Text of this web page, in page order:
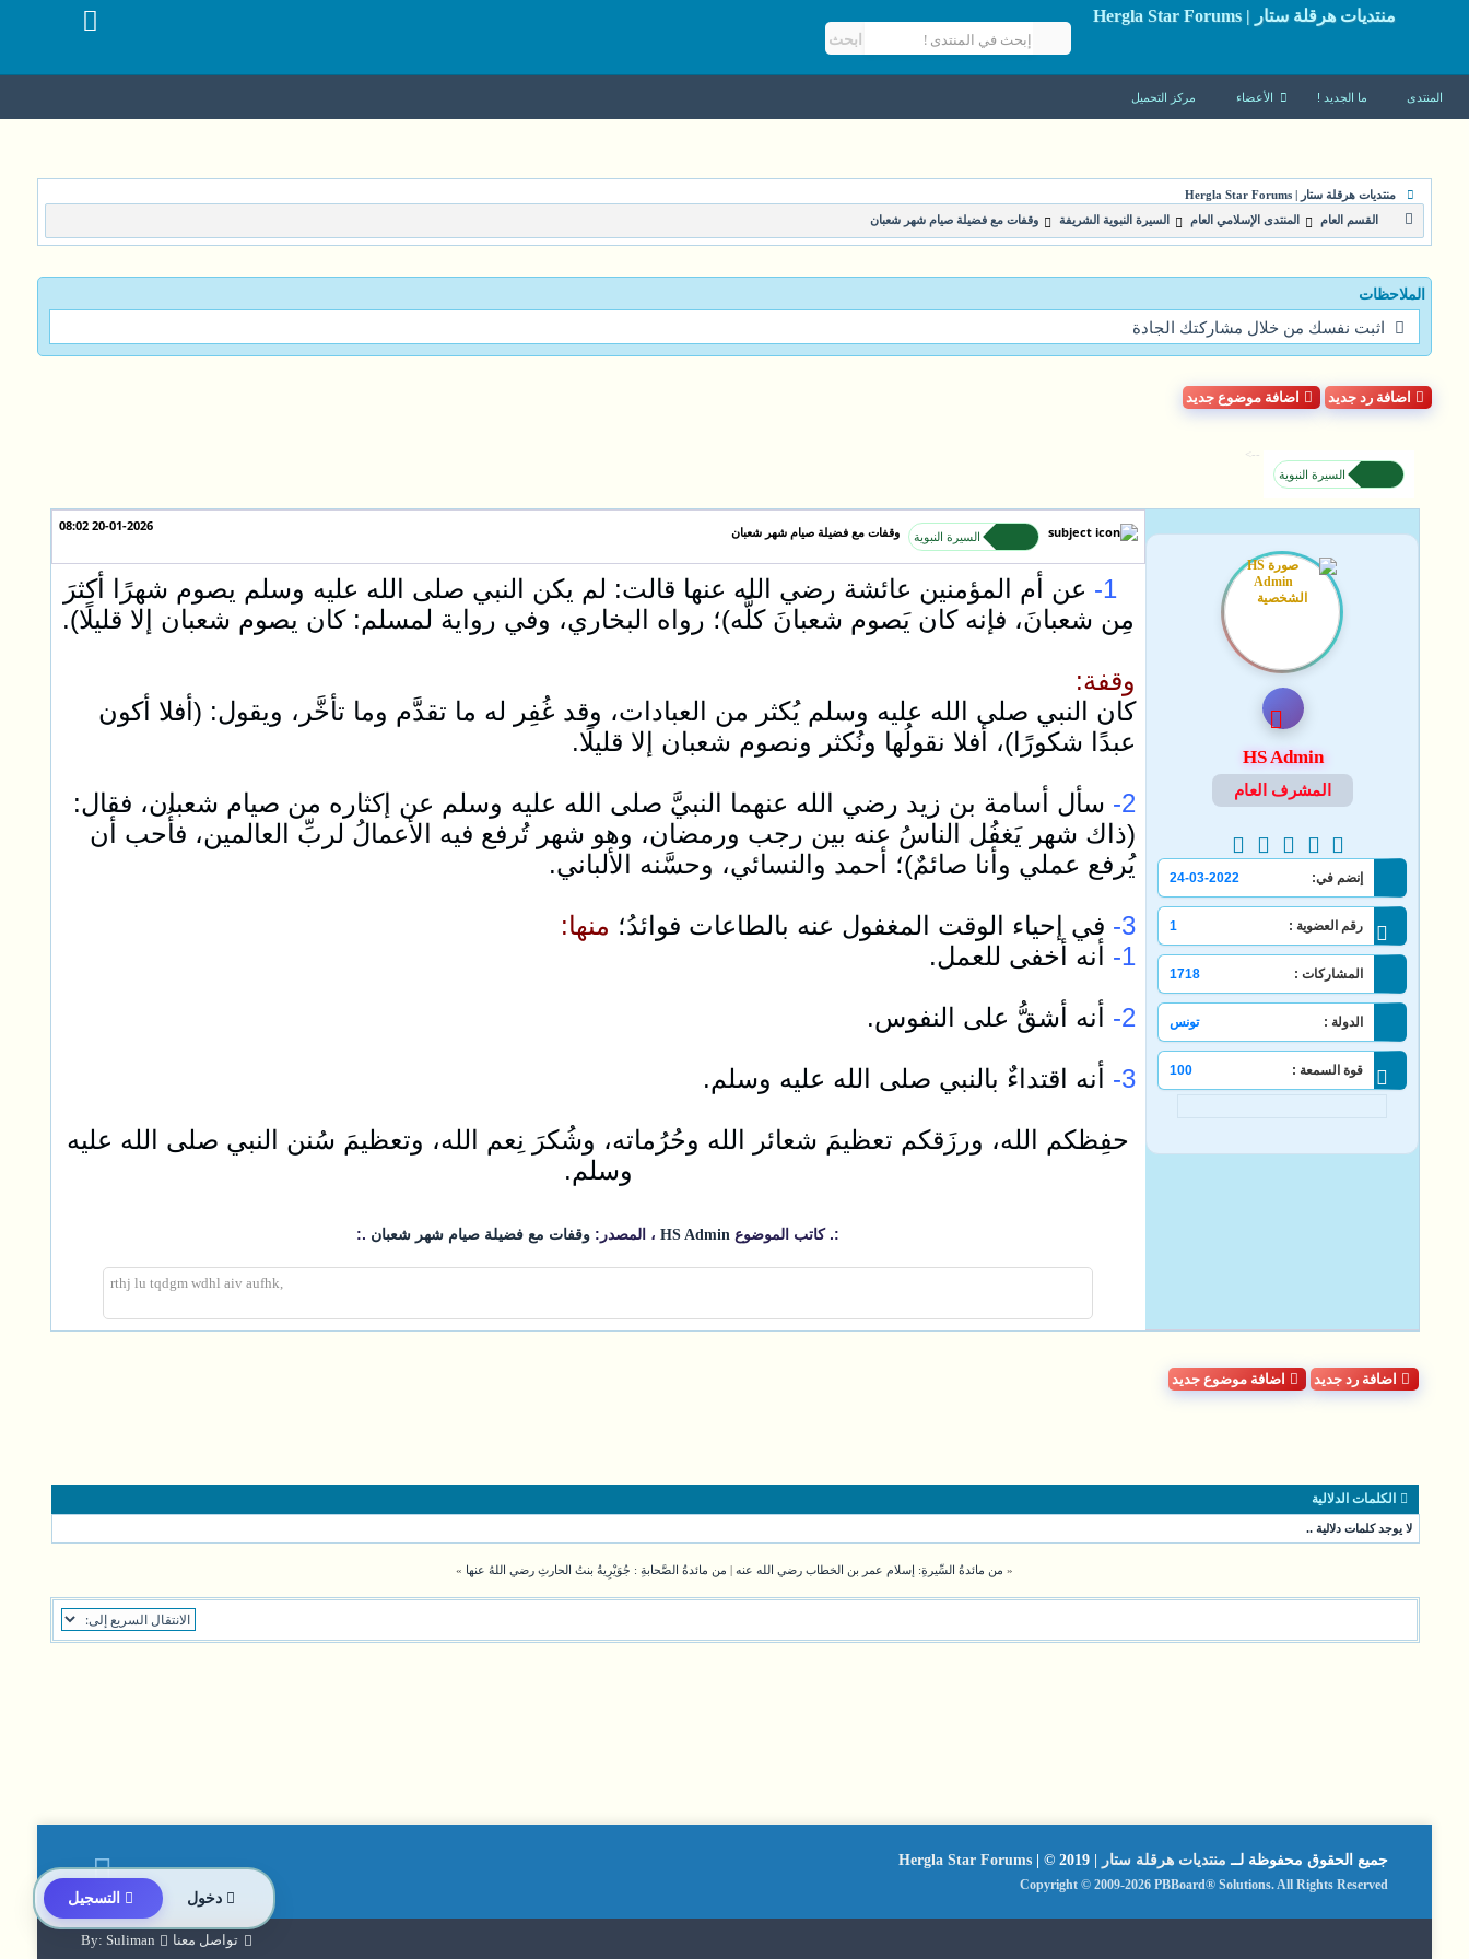
منتديات هرقلة ستار | Hergla Star Forums
المنتدى ما الجديد ! الأعضاء مركز التحميل
منتديات هرقلة ستار | Hergla Star Forums
القسم العام
المنتدى الإسلامي العام السيرة النبوية الشريفة وقفات مع فضيلة صيام شهر شعبان
الملاحظات
اثبت نفسك من خلال مشاركتك الجادة
اضافة رد جديد اضافة موضوع جديد
السيرة النبوية
-->
السيرة النبوية وقفات مع فضيلة صيام شهر شعبان 20-01-2026 08:02
HS Admin
المشرف العام
إنضم في: 24-03-2022
رقم العضوية : 1
المشاركات : 1718
الدولة : تونس
قوة السمعة : 100
1-
عن أم المؤمنين عائشة رضي الله عنها قالت: لم يكن النبي صلى الله عليه وسلم يصوم شهرًا أكثرَ
مِن شعبانَ، فإنه كان يَصوم شعبانَ كلَّه)؛ رواه البخاري، وفي رواية لمسلم: كان يصوم شعبان إلا قليلًا).
وقفة:
كان النبي صلى الله عليه وسلم يُكثر من العبادات، وقد غُفِر له ما تقدَّم وما تأخَّر، ويقول: (أفلا أكون
عبدًا شكورًا)، أفلا نقولُها ونُكثر ونصوم شعبان إلا قليلًا.
2-
سأل أسامة بن زيد رضي الله عنهما النبيَّ صلى الله عليه وسلم عن إكثاره من صيام شعبان، فقال:
(ذاك شهر يَغفُل الناسُ عنه بين رجب ورمضان، وهو شهر تُرفع فيه الأعمالُ لربِّ العالمين، فأُحب أن
يُرفع عملي وأنا صائمٌ)؛ أحمد والنسائي، وحسَّنه الألباني.
3- في إحياء الوقت المغفول عنه بالطاعات فوائدُ؛ منها:
1-
أنه أخفى للعمل.
2- أنه أشقُّ على النفوس.
3- أنه اقتداءٌ بالنبي صلى الله عليه وسلم.
حفِظكم الله، ورزَقكم تعظيمَ شعائر الله وحُرُماته، وشُكرَ نِعم الله، وتعظيمَ سُنن النبي صلى الله عليه
وسلم.
:. كاتب الموضوع HS Admin ، المصدر: وقفات مع فضيلة صيام شهر شعبان .:
,rthj lu tqdgm wdhl aiv aufhk
اضافة رد جديد اضافة موضوع جديد
الكلمات الدلالية
لا يوجد كلمات دلالية ..
« من مائدةُ السِّيرةِ: إسلام عمر بن الخطاب رضي الله عنه | من مائدةُ الصَّحابةِ : جُوَيْرِيةُ بنتُ الحارثِ رضي اللهُ عنها »
جميع الحقوق محفوظة لــ منتديات هرقلة ستار | Hergla Star Forums | © 2019
Copyright © 2009-2026 PBBoard® Solutions. All Rights Reserved
تواصل معنا By: Suliman
دخول التسجيل